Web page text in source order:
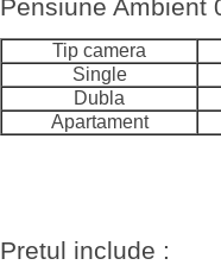
Pensiune Ambient
Tip camera
Single
Dubla
Apartament
Pretul include :